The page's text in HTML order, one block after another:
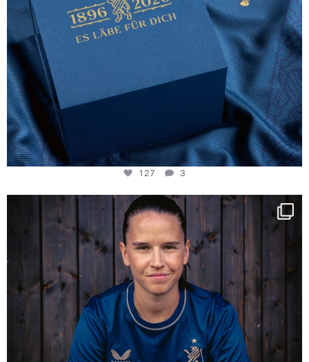
127 3
NIE USENAND GAH
Some anniversaries
294
5